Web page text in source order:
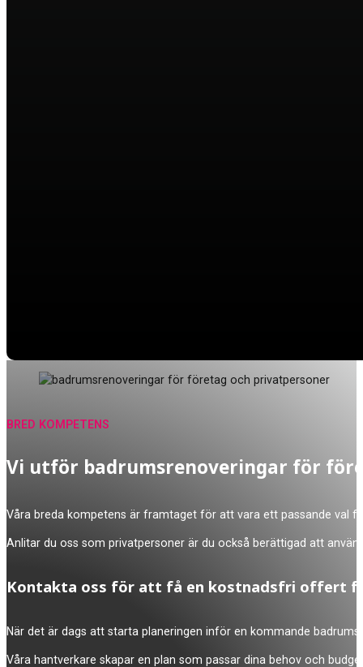
Vi utför badrumsrenoveringar för
Våra breda kompetens är framtaget för att vara ett passande val
Anlitar du oss som privatpersoner är du också berättigad att
Kontakta oss för att få en kostnadsfri offert
När det är dags att starta planeringen inför en kommande
Våra hantverkare skapar en plan som passar dina behov och
BRED KOMPETENS